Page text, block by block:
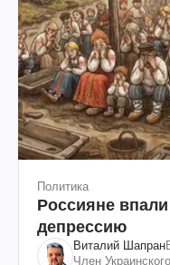
Политика
Россияне
депрессию
Виталий Шапран
Член